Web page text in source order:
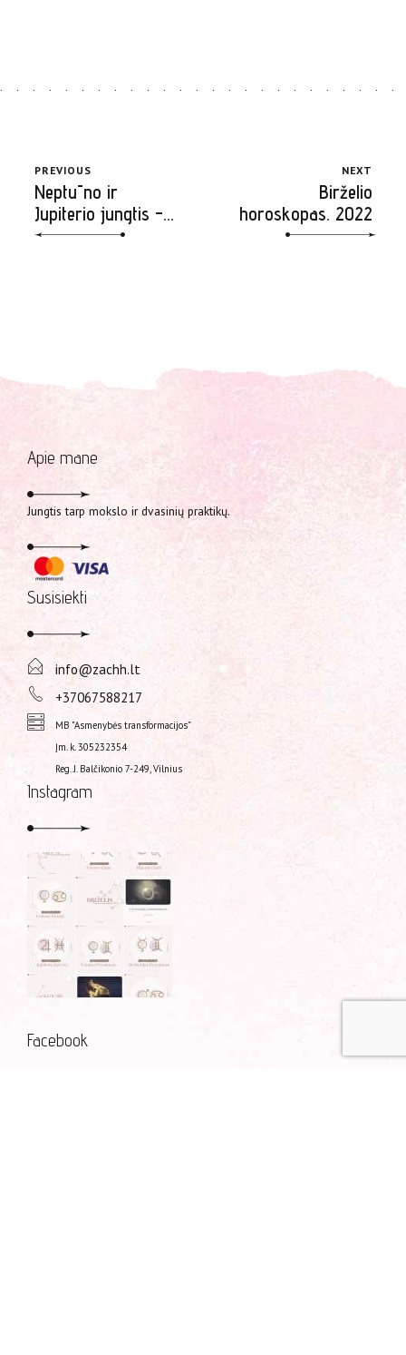
PREVIOUS
Neptūno ir
Jupiterio jungtis -
ar mes
NEXT
Birželio
horoskopas. 2022
Apie mane
Jungtis tarp mokslo ir dvasinių praktikų.
Susisiekti
info@zachh.lt
+37067588217
MB "Asmenybės transformacijos”
Įm. k. 305232354
Reg. J. Balčikonio 7-249, Vilnius
Instagram
Facebook